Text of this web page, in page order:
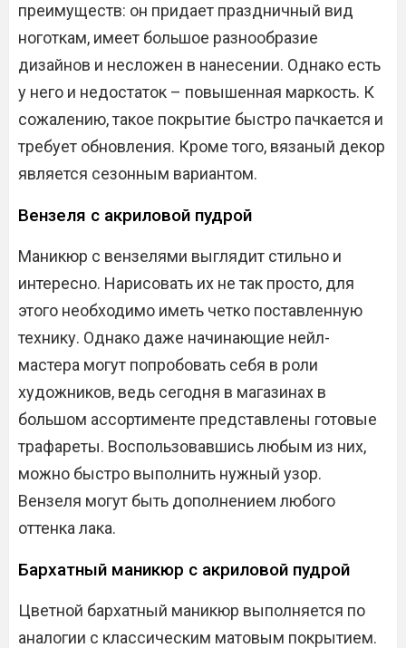
преимуществ: он придает праздничный вид
ноготкам, имеет большое разнообразие
дизайнов и несложен в нанесении. Однако есть
у него и недостаток – повышенная маркость. К
сожалению, такое покрытие быстро пачкается и
требует обновления. Кроме того, вязаный декор
является сезонным вариантом.
Вензеля с акриловой пудрой
Маникюр с вензелями выглядит стильно и
интересно. Нарисовать их не так просто, для
этого необходимо иметь четко поставленную
технику. Однако даже начинающие нейл-
мастера могут попробовать себя в роли
художников, ведь сегодня в магазинах в
большом ассортименте представлены готовые
трафареты. Воспользовавшись любым из них,
можно быстро выполнить нужный узор.
Вензеля могут быть дополнением любого
оттенка лака.
Бархатный маникюр с акриловой пудрой
Цветной бархатный маникюр выполняется по
аналогии с классическим матовым покрытием.